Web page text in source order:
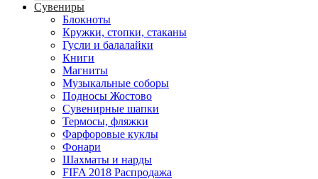
Сувениры
Блокноты
Кружки, стопки, стаканы
Гусли и балалайки
Книги
Магниты
Музыкальные соборы
Подносы Жостово
Сувенирные шапки
Термосы, фляжки
Фарфоровые куклы
Фонари
Шахматы и нарды
FIFA 2018 Распродажа